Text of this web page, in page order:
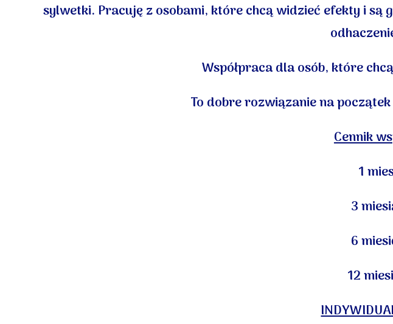
sylwetki. Pracuję z osobami, które chcą widzieć efekty i
Współpraca dla osób, które
To dobre rozwiązanie na
Cennik
1
3
6
12